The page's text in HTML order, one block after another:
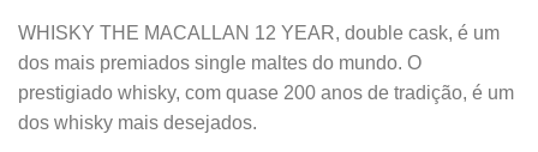
WHISKY THE MACALLAN 12 YEAR, double cask, é um
dos mais premiados single maltes do mundo. O
prestigiado whisky, com quase 200 anos de tradição, é um
dos whisky mais desejados.